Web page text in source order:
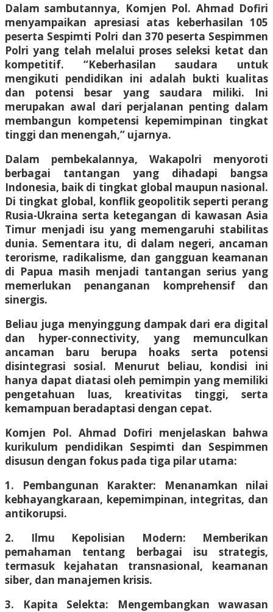
Dalam sambutannya, Komjen Pol. Ahmad Dofiri
menyampaikan apresiasi atas keberhasilan 105
peserta Sespimti Polri dan 370 peserta Sespimmen
Polri yang telah melalui proses seleksi ketat dan
kompetitif. “Keberhasilan saudara untuk
mengikuti pendidikan ini adalah bukti kualitas
dan potensi besar yang saudara miliki. Ini
merupakan awal dari perjalanan penting dalam
membangun kompetensi kepemimpinan tingkat
tinggi dan menengah,” ujarnya.
Dalam pembekalannya, Wakapolri menyoroti
berbagai tantangan yang dihadapi bangsa
Indonesia, baik di tingkat global maupun nasional.
Di tingkat global, konflik geopolitik seperti perang
Rusia-Ukraina serta ketegangan di kawasan Asia
Timur menjadi isu yang memengaruhi stabilitas
dunia. Sementara itu, di dalam negeri, ancaman
terorisme, radikalisme, dan gangguan keamanan
di Papua masih menjadi tantangan serius yang
memerlukan penanganan komprehensif dan
sinergis.
Beliau juga menyinggung dampak dari era digital
dan hyper-connectivity, yang memunculkan
ancaman baru berupa hoaks serta potensi
disintegrasi sosial. Menurut beliau, kondisi ini
hanya dapat diatasi oleh pemimpin yang memiliki
pengetahuan luas, kreativitas tinggi, serta
kemampuan beradaptasi dengan cepat.
Komjen Pol. Ahmad Dofiri menjelaskan bahwa
kurikulum pendidikan Sespimti dan Sespimmen
disusun dengan fokus pada tiga pilar utama:
1. Pembangunan Karakter: Menanamkan nilai
kebhayangkaraan, kepemimpinan, integritas, dan
antikorupsi.
2. Ilmu Kepolisian Modern: Memberikan
pemahaman tentang berbagai isu strategis,
termasuk kejahatan transnasional, keamanan
siber, dan manajemen krisis.
3. Kapita Selekta: Mengembangkan wawasan